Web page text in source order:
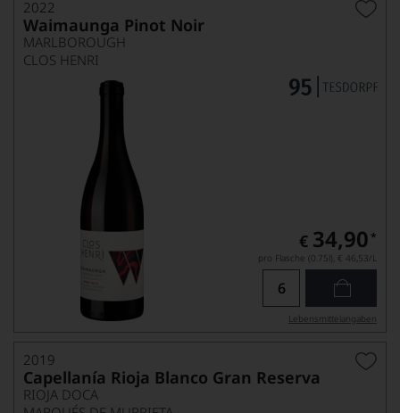
2022
Waimaunga Pinot Noir
MARLBOROUGH
CLOS HENRI
€ 34,90 *
pro Flasche (0.75l), € 46,53/L
Lebensmittel­angaben
2019
Capellanía Rioja Blanco Gran Reserva
RIOJA DOCA